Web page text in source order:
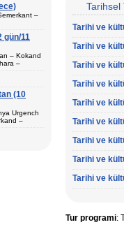
–
programı
gün/11
– Kokand
–
(3) –
(1) –
(10
Urgench
–
Tarihsel
Tarihi ve
Tarihi ve
Tarihi ve
Tarihi ve
Tarihi ve
Tarihi ve
Tarihi ve
Tarihi ve
Tarihi ve
Tur programi: